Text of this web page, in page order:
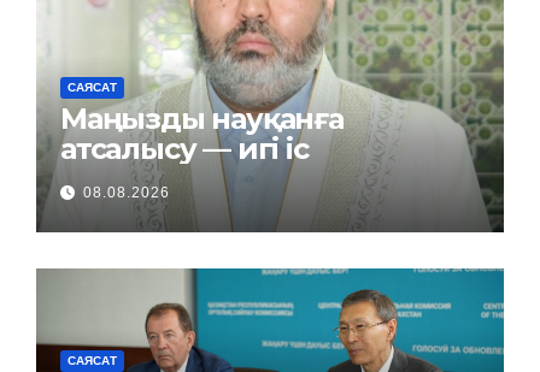
САЯСАТ
Маңызды науқанға
атсалысу — игі іс
08.08.2026
САЯСАТ